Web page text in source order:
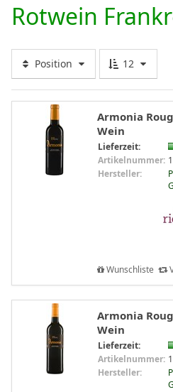
Rotwein
Position 12
Armonia
Wein
Lieferzeit:
Artikelnummer:
Hersteller:
Wunschliste
Armonia
Wein
Lieferzeit:
Artikelnummer:
Hersteller: